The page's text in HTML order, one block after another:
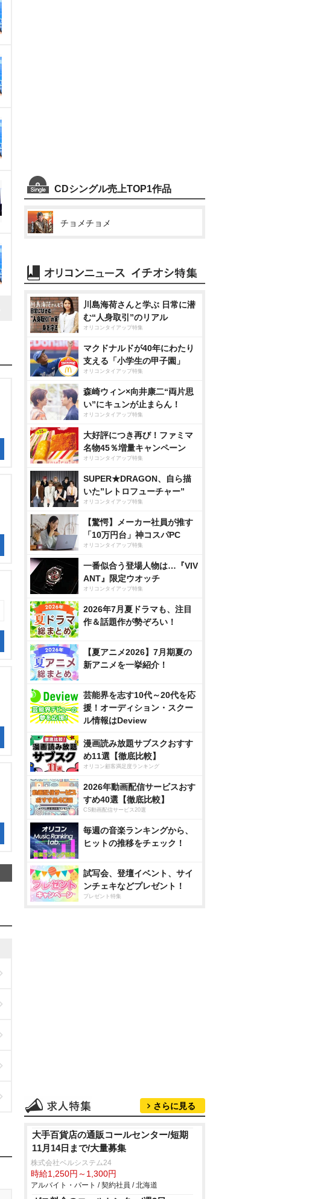
CDシングル売上TOP1作品
チョメチョメ
川島海荷さんと学ぶ 日常に潜
む“人身取引”のリアル
オリコンタイアップ特集
マクドナルドが40年にわたり
支える「小学生の甲子園」
オリコンタイアップ特集
森崎ウィン×向井康二“両片思
い”にキュンが止まらん！
オリコンタイアップ特集
大好評につき再び！ファミマ
名物45％増量キャンペーン
オリコンタイアップ特集
SUPER★DRAGON、自ら描
いた”レトロフューチャー”
オリコンタイアップ特集
【驚愕】メーカー社員が推す
「10万円台」神コスパPC
オリコンタイアップ特集
一番似合う登場人物は…『VIV
ANT』限定ウオッチ
オリコンタイアップ特集
2026年7月夏ドラマも、注目
作＆話題作が勢ぞろい！
【夏アニメ2026】7月期夏の
新アニメを一挙紹介！
芸能界を志す10代～20代を応
援！オーディション・スクー
ル情報はDeview
漫画読み放題サブスクおすす
め11選【徹底比較】
オリコン顧客満足度ランキング
2026年動画配信サービスおす
すめ40選【徹底比較】
CS動画配信サービス20選
毎週の音楽ランキングから、
ヒットの推移をチェック！
試写会、登壇イベント、サイ
ンチェキなどプレゼント！
プレゼント特集
さらに見る
大手百貨店の通販コールセンター/短期
11月14日まで/大量募集
株式会社ベルシステム24
時給1,250円～1,300円
アルバイト・パート / 契約社員 / 北海道